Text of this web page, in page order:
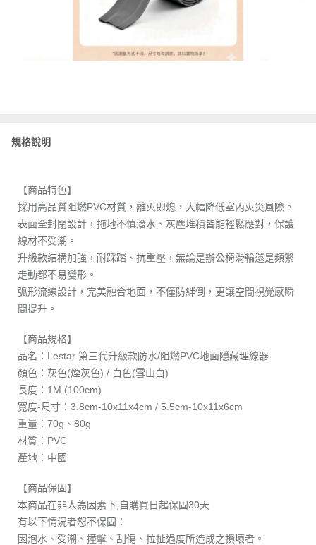
規格說明
【商品特色】
採用高品質阻燃PVC材質，離火即熄，大幅降低室內火災風險。
表面全封閉設計，拖地不慎潑水、灰塵堆積皆能輕鬆應對，保護
線材不受潮。
升級款結構加強，耐踩踏、抗重壓，無論是辦公椅滑輪還是頻繁
走動都不易變形。
弧形流線設計，完美融合地面，不僅防絆倒，更讓空間視覺感瞬
間提升。
【商品規格】
品名：Lestar 第三代升級款防水/阻燃PVC地面隱藏理線器
顏色：灰色(煙灰色) / 白色(雪山白)
長度：1M (100cm)
寬度-尺寸：3.8cm-10x11x4cm / 5.5cm-10x11x6cm
重量：70g、80g
材質：PVC
產地：中國
【商品保固】
本商品在非人為因素下,自購買日起保固30天
有以下情況者恕不保固：
因泡水、受潮、撞擊、刮傷、拉扯過度所造成之損壞者。